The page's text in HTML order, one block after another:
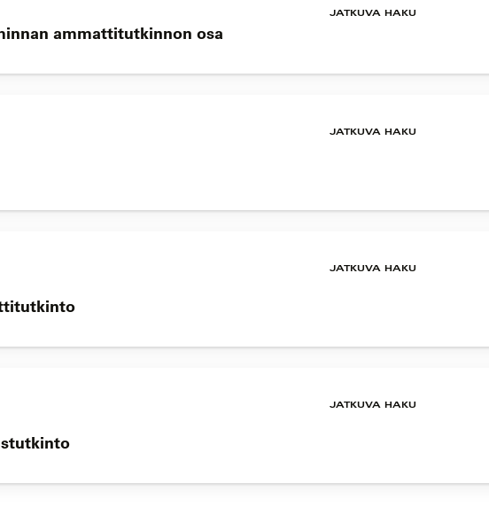
ammattitutkinnon osa
JATKUVA HAKU
JATKUVA HAKU
JATKUVA HAKU
JATKUVA HAKU